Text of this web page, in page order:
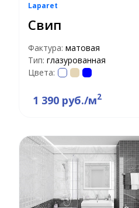
Laparet
Свип
Фактура: матовая
Тип: глазурованная
Цвета:
1 390 руб./м2